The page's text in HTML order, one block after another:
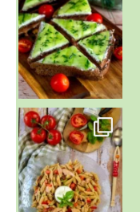
~ SALADE DE PÂTES AUX DEUX TOMATES THON ET BURRA